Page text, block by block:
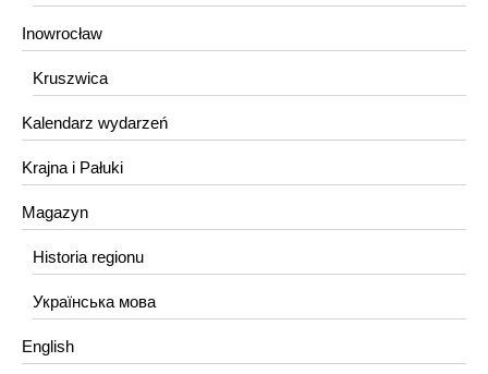
Inowrocław
Kruszwica
Kalendarz wydarzeń
Krajna i Pałuki
Magazyn
Historia regionu
Українська мова
English